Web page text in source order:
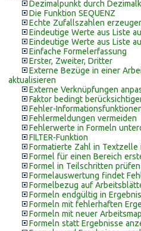
Dezimalpunkt durch
Die Funktion SEQUENZ
Echte Zufallszahlen
Eindeutige Werte aus Liste
Eindeutige Werte aus Liste
Einfache Formelerfassung
Erster, Zweiter, Dritter
Externe Bezüge in einer
aktualisieren
Externe Verknüpfungen
Faktor bedingt
Fehler-
Fehlermeldungen vermeiden
Fehlerwerte in Formeln
FILTER-Funktion
Formatierte Zahl in Textzelle
Formel für einen Bereich
Formel in Teilschritten prüfen
Formelauswertung findet
Formelbezug auf
Formeln endgültig in
Formeln mit fehlerhaften
Formeln mit neuer
Formeln statt Ergebnisse